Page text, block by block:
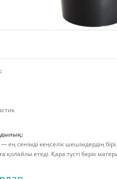
ең сенімді кеңселік шешімдердің
етеді. Қара түсті берік